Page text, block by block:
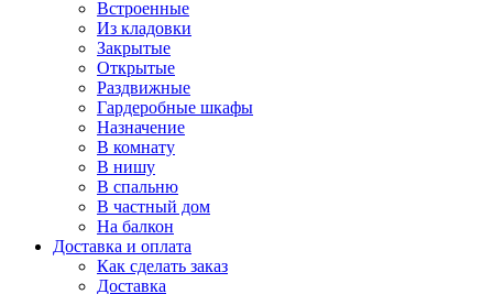
Встроенные
Из кладовки
Закрытые
Открытые
Раздвижные
Гардеробные шкафы
Назначение
В комнату
В нишу
В спальню
В частный дом
На балкон
Доставка и оплата
Как сделать заказ
Доставка